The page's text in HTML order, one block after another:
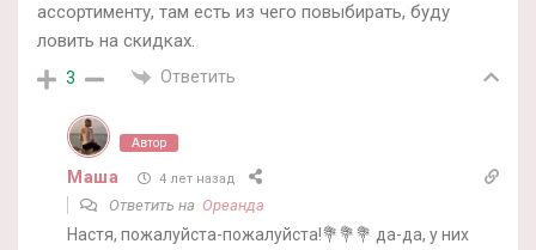
ассортименту, там есть из чего повыбирать, буду
ловить на скидках.
3 Ответить
Автор
Маша 4 лет назад
Ответить на Ореанда
Настя, пожалуйста-пожалуйста!💐💐💐 да-да, у них